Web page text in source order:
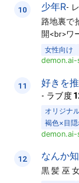
10 少年R-
路地裏で
開<br>ワ
女性向け
11 好きを
- ラブ度
オリジナ
褐色×目
12 なんか
黒 髪 巫